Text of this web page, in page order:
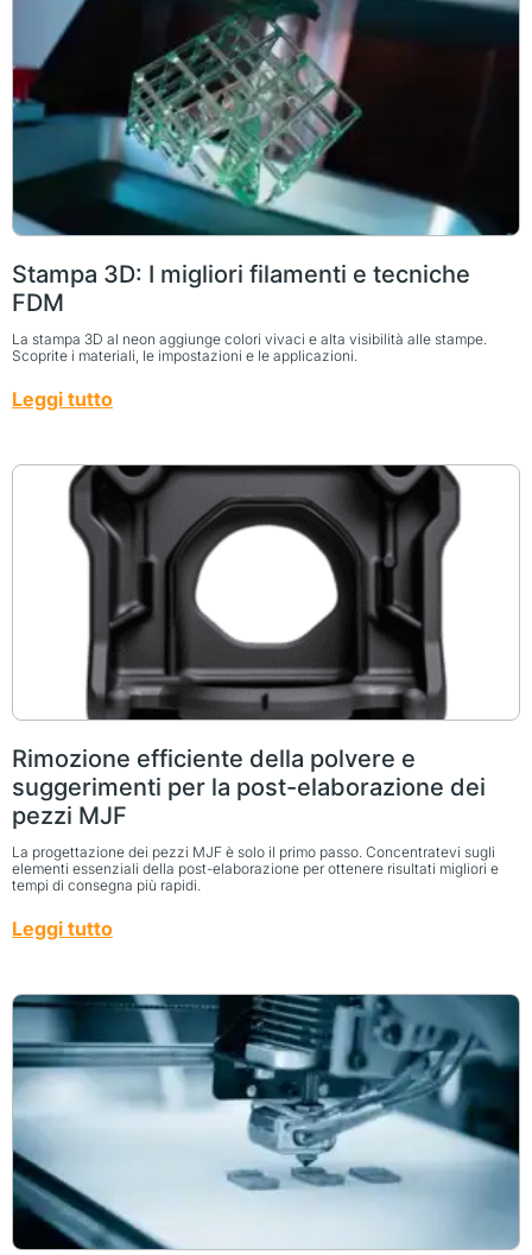
Stampa 3D: I migliori filamenti e tecniche
FDM
La stampa 3D al neon aggiunge colori vivaci e alta visibilità alle stampe.
Scoprite i materiali, le impostazioni e le applicazioni.
Leggi tutto
Rimozione efficiente della polvere e
suggerimenti per la post-elaborazione dei
pezzi MJF
La progettazione dei pezzi MJF è solo il primo passo. Concentratevi sugli
elementi essenziali della post-elaborazione per ottenere risultati migliori e
tempi di consegna più rapidi.
Leggi tutto